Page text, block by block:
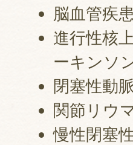
脳血管疾患
進行性核
ーキンソ
閉塞性動
関節リウ
慢性閉塞